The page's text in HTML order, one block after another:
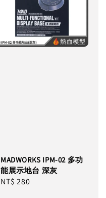
MADWORKS IPM-02 多功
能展示地台 深灰
Regular
NT$ 280